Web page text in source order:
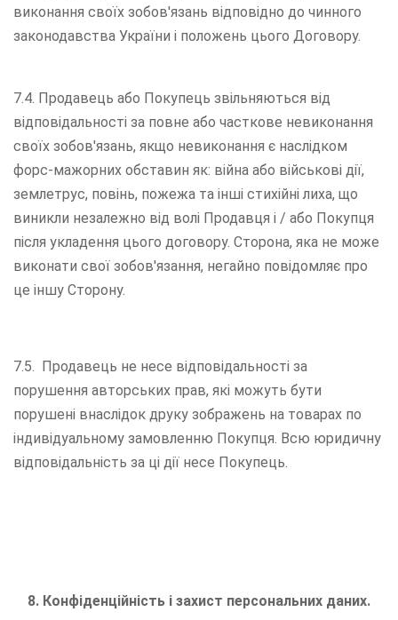
виконання своїх зобов'язань відповідно до чинного
законодавства України і положень цього Договору.
7.4. Продавець або Покупець звільняються від
відповідальності за повне або часткове невиконання
своїх зобов'язань, якщо невиконання є наслідком
форс-мажорних обставин як: війна або військові дії,
землетрус, повінь, пожежа та інші стихійні лиха, що
виникли незалежно від волі Продавця і / або Покупця
після укладення цього договору. Сторона, яка не може
виконати свої зобов'язання, негайно повідомляє про
це іншу Сторону.
7.5. Продавець не несе відповідальності за
порушення авторських прав, які можуть бути
порушені внаслідок друку зображень на товарах по
індивідуальному замовленню Покупця. Всю юридичну
відповідальність за ці дії несе Покупець.
8. Конфіденційність і захист персональних даних.